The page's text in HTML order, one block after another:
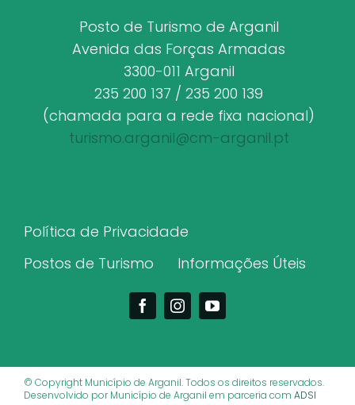
Posto de Turismo de Arganil
Avenida das Forças Armadas
3300-011 Arganil
235 200 137 / 235 200 139
(chamada para a rede fixa nacional)
turismo.arganil@cm-arganil.pt
Política de Privacidade
Postos de Turismo
Informações Úteis
© Copyright Município de Arganil. Todos os direitos reservados.
Desenvolvido por Município de Arganil em parceria com ADSI